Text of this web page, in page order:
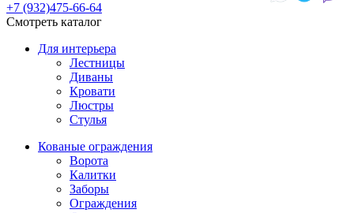
+7 (932)475-66-64
Смотреть каталог
Для интерьера
Лестницы
Диваны
Кровати
Люстры
Стулья
Кованые ограждения
Ворота
Калитки
Заборы
Ограждения